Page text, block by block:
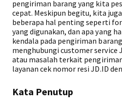
pengiriman barang yang kita
cepat. Meskipun begitu, kita
beberapa hal penting seperti
yang digunakan, dan apa yang
kendala pada pengiriman
menghubungi customer service
atau masalah terkait
layanan cek nomor resi JD.ID
Kata Penutup